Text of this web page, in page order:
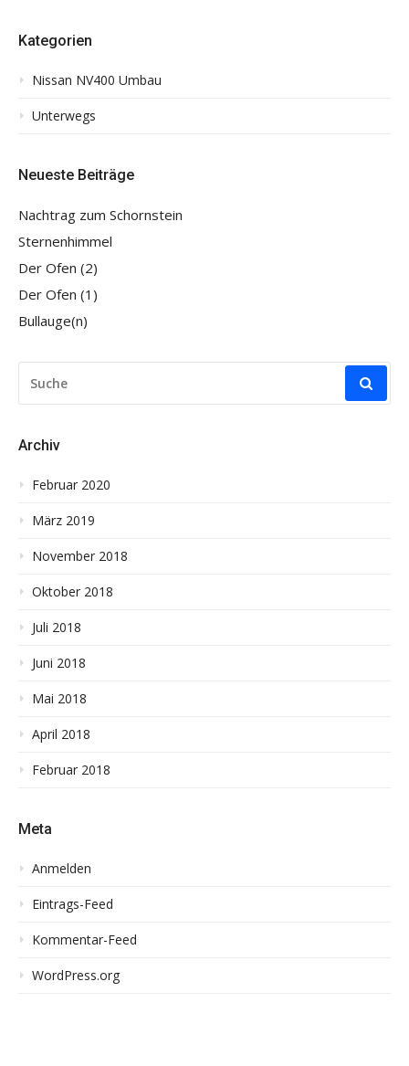
Kategorien
Nissan NV400 Umbau
Unterwegs
Neueste Beiträge
Nachtrag zum Schornstein
Sternenhimmel
Der Ofen (2)
Der Ofen (1)
Bullauge(n)
NACH:
Archiv
Februar 2020
März 2019
November 2018
Oktober 2018
Juli 2018
Juni 2018
Mai 2018
April 2018
Februar 2018
Meta
Anmelden
Eintrags-Feed
Kommentar-Feed
WordPress.org